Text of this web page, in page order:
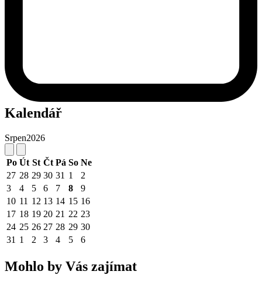
Kalendář
Srpen2026
Po Út St Čt Pá So Ne
27 28 29 30 31 1
2
3
4 5 6 7 8
9
10 11 12 13 14 15 16
17 18 19 20 21 22 23
24 25 26 27 28 29 30
31 1 2 3 4 5 6
Mohlo by Vás zajímat